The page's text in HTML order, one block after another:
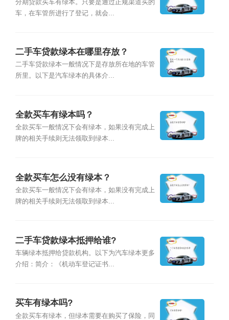
分期贷款买车有绿本。只要是通过正规渠道买的
车，在车管所进行了登记，就会...
二手车贷款绿本在哪里存放？
二手车贷款绿本一般情况下是存放所在地的车管
所里。以下是汽车绿本的具体介...
全款买车有绿本吗？
全款买车一般情况下会有绿本，如果没有完成上
牌的相关手续则无法领取到绿本...
全款买车怎么没有绿本？
全款买车一般情况下会有绿本，如果没有完成上
牌的相关手续则无法领取到绿本...
二手车贷款绿本抵押给谁?
车辆绿本抵押给贷款机构。以下为汽车绿本更多
介绍：简介：《机动车登记证书...
买车有绿本吗?
全款买车有绿本，但绿本需要在购买了保险，同